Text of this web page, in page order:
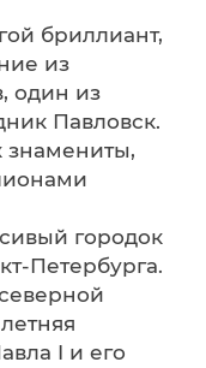
бриллиант,
из
один из
Павловск.
знамениты,
городок
Петербурга.
I и его